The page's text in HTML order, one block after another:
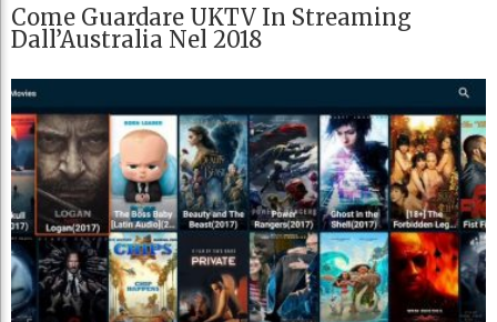
Come Guardare UKTV In Streaming
Dall’Australia Nel 2018